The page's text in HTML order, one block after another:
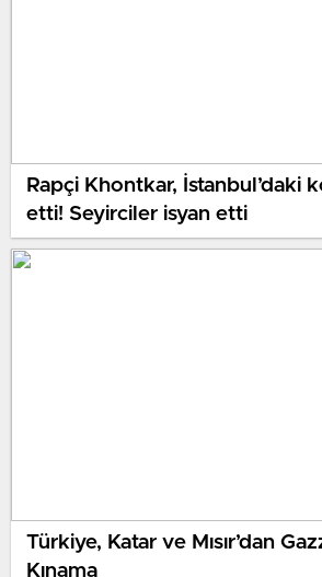
Rapçi Khontkar, İstanbul’daki
etti! Seyirciler isyan etti
Türkiye, Katar ve Mısır’dan
Kınama